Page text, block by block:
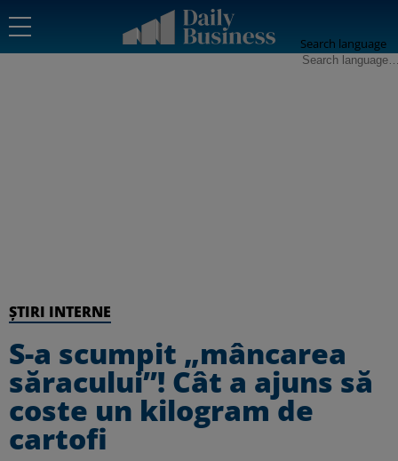
Search language
ȘTIRI INTERNE
S-a scumpit „mâncarea
săracului”! Cât a ajuns să
coste un kilogram de
cartofi